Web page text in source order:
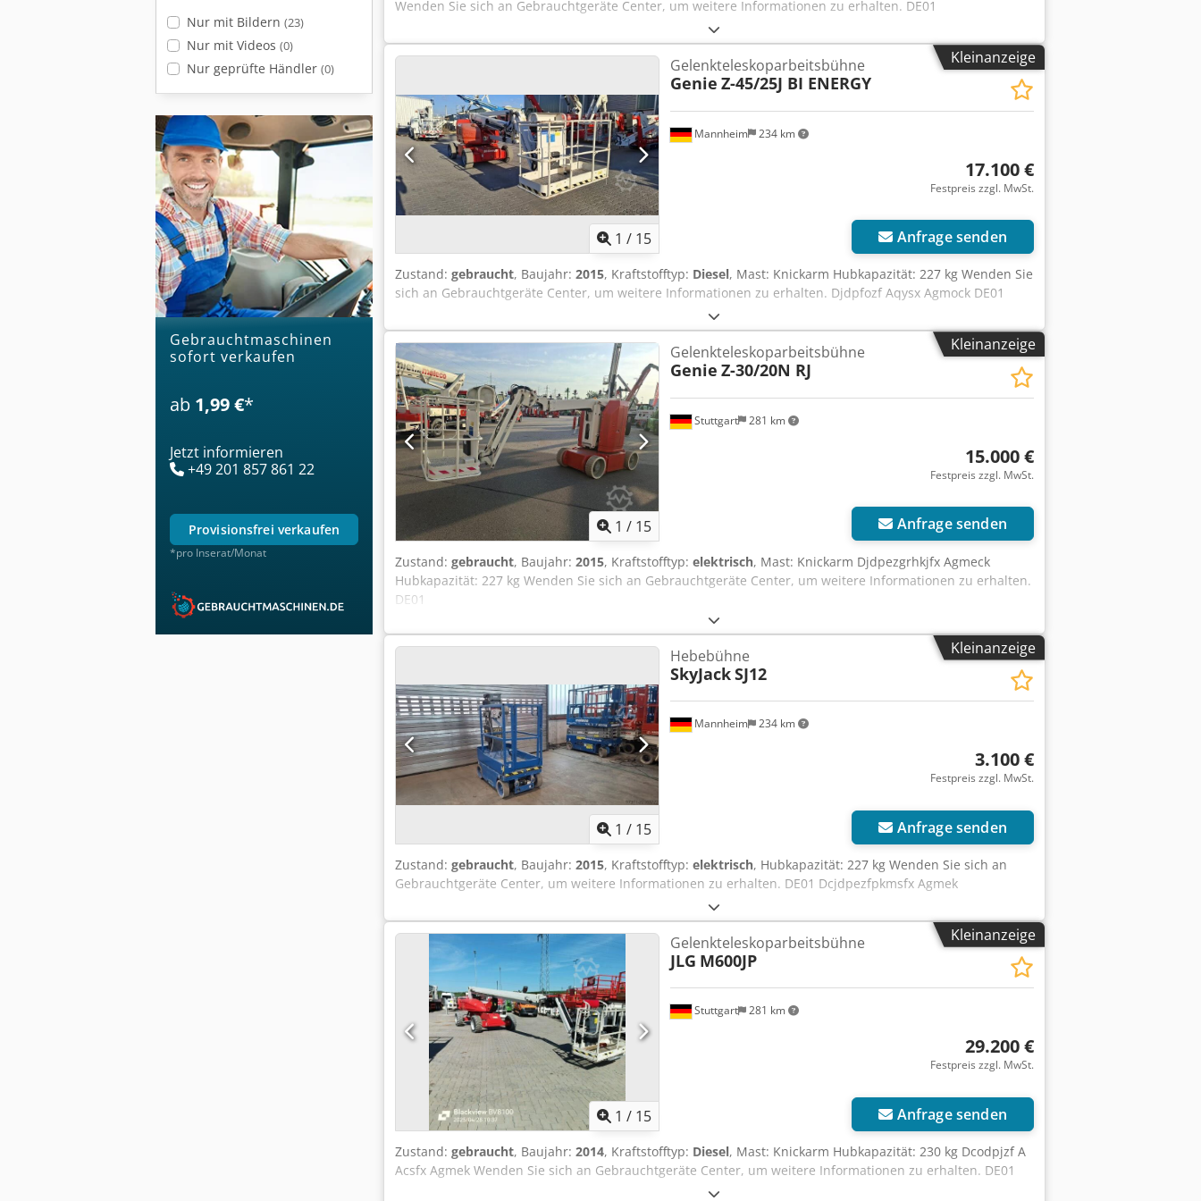
Nur mit Bildern (23)
Nur mit Videos (0)
Nur geprüfte Händler (0)
Gebrauchtmaschinen
sofort verkaufen
ab 1,99 €*
Jetzt informieren
+49 201 857 861 22
provisionsfrei verkaufen
*pro Inserat/Monat
Wenden Sie sich an Gebrauchtgeräte Center, um weitere Informationen zu erhalten. DE01
Kleinanzeige
1 / 15
Mannheim 234 km
Gelenkteleskoparbeitsbühne
Genie Z-45/25J BI ENERGY
17.100 €
Festpreis zzgl. MwSt.
Anfrage senden
Zustand: gebraucht, Baujahr: 2015, Kraftstofftyp: Diesel, Mast: Knickarm Hubkapazität: 227 kg Wenden Sie
sich an Gebrauchtgeräte Center, um weitere Informationen zu erhalten. Djdpfozf Aqysx Agmock DE01
Kleinanzeige
1 / 15
Stuttgart 281 km
Gelenkteleskoparbeitsbühne
Genie Z-30/20N RJ
15.000 €
Festpreis zzgl. MwSt.
Anfrage senden
Zustand: gebraucht, Baujahr: 2015, Kraftstofftyp: elektrisch, Mast: Knickarm Djdpezgrhkjfx Agmeck
Hubkapazität: 227 kg Wenden Sie sich an Gebrauchtgeräte Center, um weitere Informationen zu erhalten.
DE01
Kleinanzeige
1 / 15
Mannheim 234 km
Hebebühne
SkyJackSJ12
3.100 €
Festpreis zzgl. MwSt.
Anfrage senden
Zustand: gebraucht, Baujahr: 2015, Kraftstofftyp: elektrisch, Hubkapazität: 227 kg Wenden Sie sich an
Gebrauchtgeräte Center, um weitere Informationen zu erhalten. DE01 Dcjdpezfpkmsfx Agmek
Kleinanzeige
1 / 15
Stuttgart 281 km
Gelenkteleskoparbeitsbühne
JLG M600JP
29.200 €
Festpreis zzgl. MwSt.
Anfrage senden
Zustand: gebraucht, Baujahr: 2014, Kraftstofftyp: Diesel, Mast: Knickarm Hubkapazität: 230 kg Dcodpjzf A
Acsfx Agmek Wenden Sie sich an Gebrauchtgeräte Center, um weitere Informationen zu erhalten. DE01